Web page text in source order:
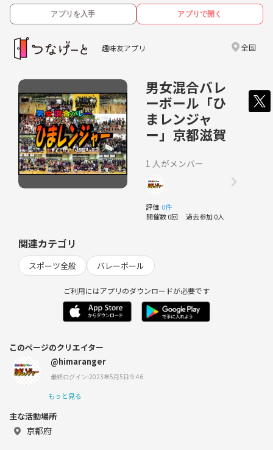
アプリを入手 アプリで開く
趣味友アプリ 全国
男女混合バレ
ーボール「ひ
まレンジャ
ー」京都滋賀
1 人がメンバー
評価 0件
開催数 0回 過去参加 0人
関連カテゴリ
スポーツ全般 バレーボール
ご利用にはアプリのダウンロードが必要です
このページのクリエイター
@himaranger
最終ログイン:2023年5月5日 9:46
もっと見る
主な活動場所
京都府